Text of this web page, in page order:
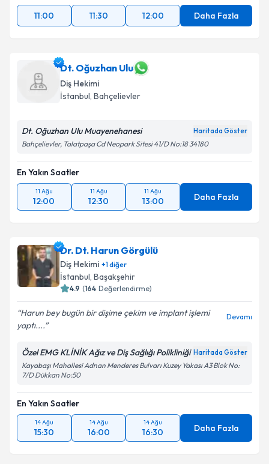
11:00
11:30 12:00 Daha Fazla
Dt. Oğuzhan Ulu
Diş Hekimi
İstanbul, Bahçelievler
Dt. Oğuzhan Ulu Muayenehanesi Haritada Göster
Bahçelievler, Talatpaşa Cd Neopark Sitesi 41/D No:18 34180
En Yakın Saatler
11 Ağu
12:00
11 Ağu
12:30
11 Ağu
13:00 Daha Fazla
Dr. Dt. Harun Görgülü
Diş Hekimi +1diğer
İstanbul, Başakşehir
4.9 (164 Değerlendirme)
Harun bey bugün bir dişime çekim ve implant işlemi
yaptı....
Devamı
Özel EMG KLİNİK Ağız ve Diş Sağlığı Polikliniği Haritada Göster
Kayabaşı Mahallesi Adnan Menderes Bulvarı Kuzey Yakası A3 Blok No:
7/D Dükkan No:50
En Yakın Saatler
14 Ağu
15:30
14 Ağu
16:00
14 Ağu
16:30 Daha Fazla